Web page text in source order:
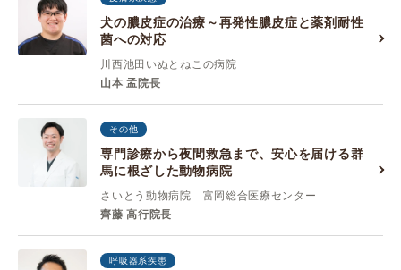
犬の膿皮症の治療～再発性膿皮症と薬剤耐性
菌への対応
川西池田いぬとねこの病院
山本 孟院長
その他
専門診療から夜間救急まで、安心を届ける群
馬に根ざした動物病院
さいとう動物病院 富岡総合医療センター
齊藤 高行院長
呼吸器系疾患